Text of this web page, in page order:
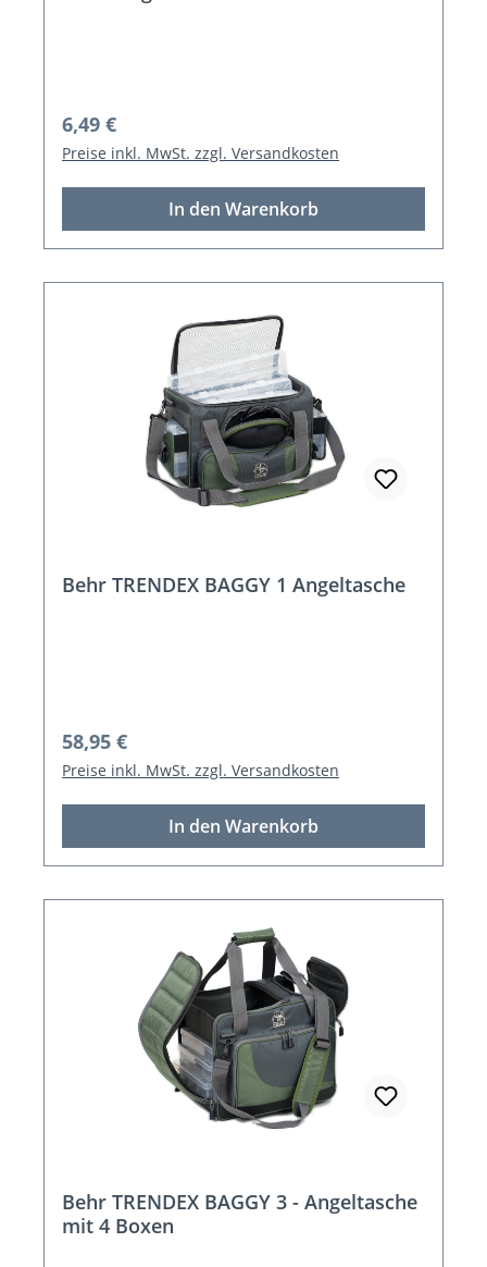
Regulärer Preis:
6,49 €
Preise inkl. MwSt. zzgl. Versandkosten
In den Warenkorb
Behr TRENDEX BAGGY 1 Angeltasche
Regulärer Preis:
58,95 €
Preise inkl. MwSt. zzgl. Versandkosten
In den Warenkorb
Behr TRENDEX BAGGY 3 - Angeltasche
mit 4 Boxen